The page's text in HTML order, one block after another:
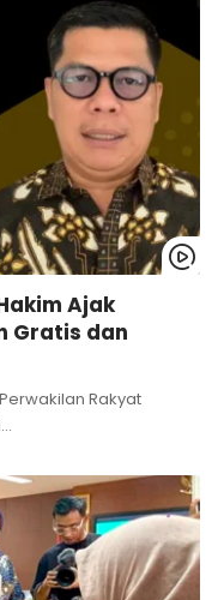
Ajak
Gratis dan
Perwakilan Rakyat